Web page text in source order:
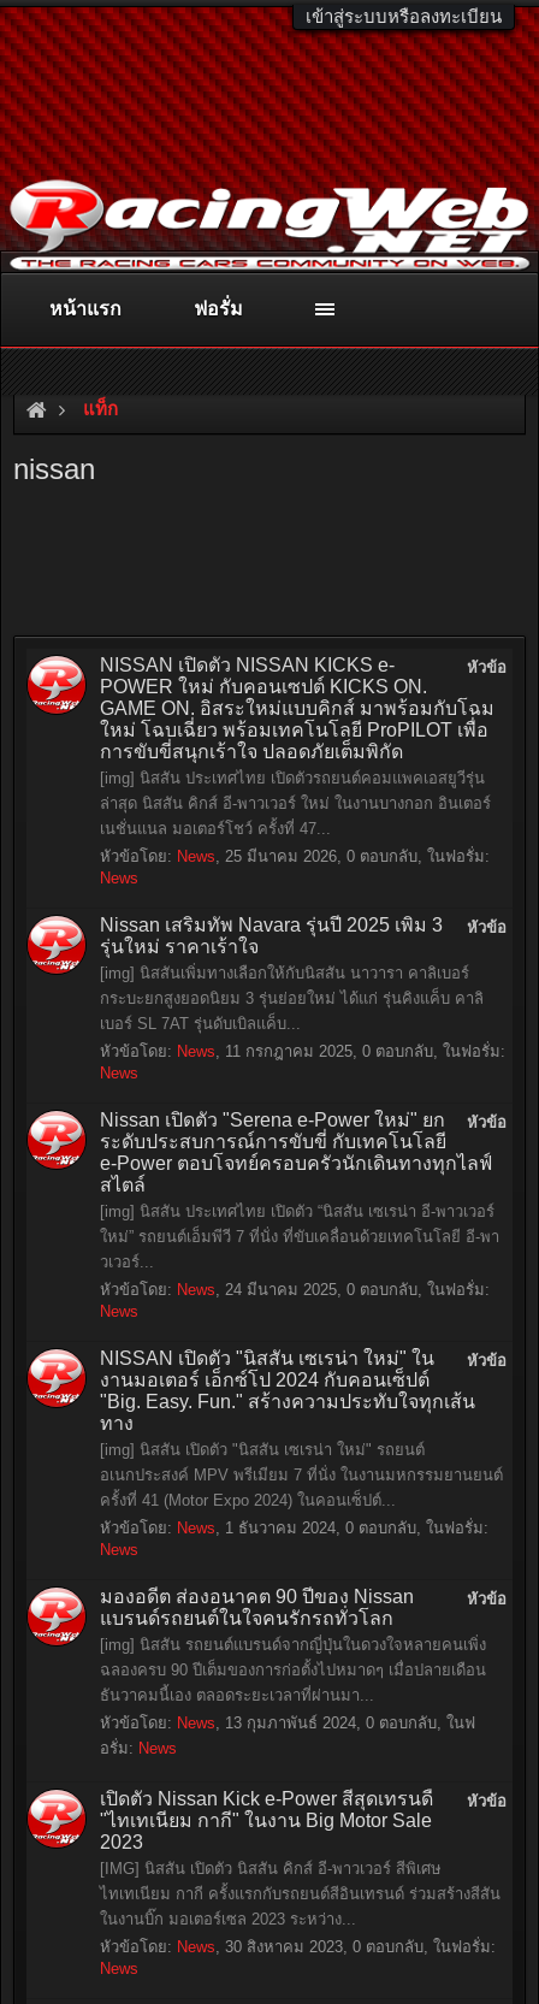
เข้าสู่ระบบหรือลงทะเบียน
ติดต่อลงโฆษณา racingweb@gmail.comหรือโทร. 081-811-1138
หรืออ่านรายละเอียดเพิ่มเติม คลิกที่นี่
แท็ก
nissan
หัวข้อ
NISSAN เปิดตัว NISSAN KICKS e-
POWER ใหม่ กับคอนเซปต์ KICKS ON.
GAME ON. อิสระใหม่แบบคิกส์ มาพร้อมกับโฉม
ใหม่ โฉบเฉี่ยว พร้อมเทคโนโลยี ProPILOT เพื่อ
การขับขี่สนุกเร้าใจ ปลอดภัยเต็มพิกัด
[img] นิสสัน ประเทศไทย เปิดตัวรถยนต์คอมแพคเอสยูวีรุ่น
ล่าสุด นิสสัน คิกส์ อี-พาวเวอร์ ใหม่ ในงานบางกอก อินเตอร์
เนชั่นแนล มอเตอร์โชว์ ครั้งที่ 47...
หัวข้อโดย: News, 25 มีนาคม 2026, 0 ตอบกลับ, ในฟอรั่ม:
News
หัวข้อ
Nissan เสริมทัพ Navara รุ่นปี 2025 เพิ่ม 3
รุ่นใหม่ ราคาเร้าใจ
[img] นิสสันเพิ่มทางเลือกให้กับนิสสัน นาวารา คาลิเบอร์
กระบะยกสูงยอดนิยม 3 รุ่นย่อยใหม่ ได้แก่ รุ่นคิงแค็บ คาลิ
เบอร์ SL 7AT รุ่นดับเบิลแค็บ...
หัวข้อโดย: News, 11 กรกฎาคม 2025, 0 ตอบกลับ, ในฟอรั่ม:
News
หัวข้อ
Nissan เปิดตัว "Serena e-Power ใหม่" ยก
ระดับประสบการณ์การขับขี่ กับเทคโนโลยี
e-Power ตอบโจทย์ครอบครัวนักเดินทางทุกไลฟ์
สไตล์
[img] นิสสัน ประเทศไทย เปิดตัว “นิสสัน เซเรน่า อี-พาวเวอร์
ใหม่” รถยนต์เอ็มพีวี 7 ที่นั่ง ที่ขับเคลื่อนด้วยเทคโนโลยี อี-พา
วเวอร์...
หัวข้อโดย: News, 24 มีนาคม 2025, 0 ตอบกลับ, ในฟอรั่ม:
News
หัวข้อ
NISSAN เปิดตัว "นิสสัน เซเรน่า ใหม่" ใน
งานมอเตอร์ เอ็กซ์โป 2024 กับคอนเซ็ปต์
"Big. Easy. Fun." สร้างความประทับใจทุกเส้น
ทาง
[img] นิสสัน เปิดตัว "นิสสัน เซเรน่า ใหม่" รถยนต์
อเนกประสงค์ MPV พรีเมียม 7 ที่นั่ง ในงานมหกรรมยานยนต์
ครั้งที่ 41 (Motor Expo 2024) ในคอนเซ็ปต์...
หัวข้อโดย: News, 1 ธันวาคม 2024, 0 ตอบกลับ, ในฟอรั่ม:
News
หัวข้อ
มองอดีต ส่องอนาคต 90 ปีของ Nissan
แบรนด์รถยนต์ในใจคนรักรถทั่วโลก
[img] นิสสัน รถยนต์แบรนด์จากญี่ปุ่นในดวงใจหลายคนเพิ่ง
ฉลองครบ 90 ปีเต็มของการก่อตั้งไปหมาดๆ เมื่อปลายเดือน
ธันวาคมนี้เอง ตลอดระยะเวลาที่ผ่านมา...
หัวข้อโดย: News, 13 กุมภาพันธ์ 2024, 0 ตอบกลับ, ในฟ
อรั่ม: News
หัวข้อ
เปิดตัว Nissan Kick e-Power สีสุดเทรนดี้
"ไทเทเนียม กากี" ในงาน Big Motor Sale
2023
[IMG] นิสสัน เปิดตัว นิสสัน คิกส์ อี-พาวเวอร์ สีพิเศษ
ไทเทเนียม กากี ครั้งแรกกับรถยนต์สีอินเทรนด์ ร่วมสร้างสีสัน
ในงานบิ๊ก มอเตอร์เซล 2023 ระหว่าง...
หัวข้อโดย: News, 30 สิงหาคม 2023, 0 ตอบกลับ, ในฟอรั่ม:
News
หน้าแรก ฟอรั่ม